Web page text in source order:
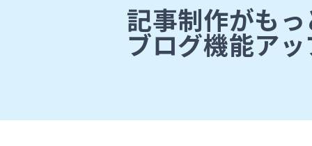
記事制作がも
ブログ機能ア